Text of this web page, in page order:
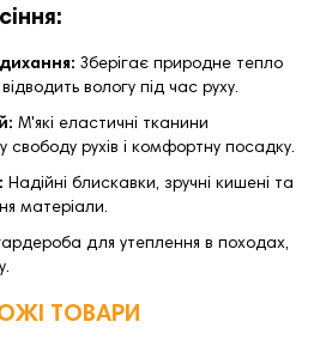
Зберігає природне тепло
вологу під час руху.
М'які еластичні тканини
свободу рухів і комфортну посадку.
Надійні блискавки, зручні кишені та
матеріали.
для утеплення в походах,
ТОВАРИ